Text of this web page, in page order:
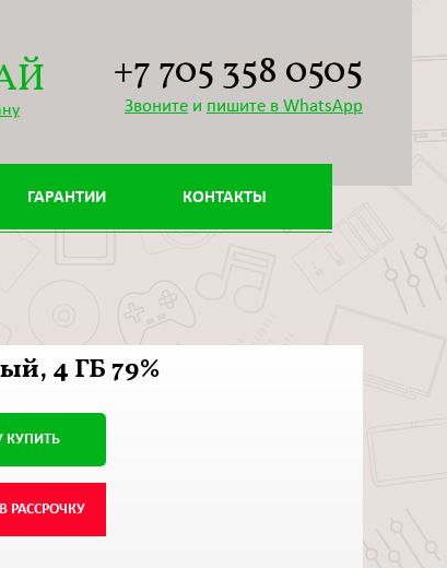
+7 705 358 0505
Звонитеи пишите в WhatsApp
ГАРАНТИИ КОНТАКТЫ
4 ГБ 79%
КУПИТЬ
РАССРОЧКУ